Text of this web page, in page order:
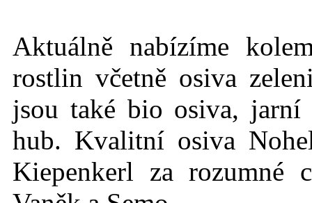
Aktuálně nabízíme
rostlin včetně osiva
jsou také bio osiva,
hub. Kvalitní osiva
Kiepenkerl za rozumné